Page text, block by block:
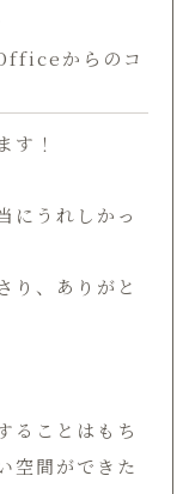
からのコ
す！
にうれしかっ
り、ありがと
ることはもち
空間ができた